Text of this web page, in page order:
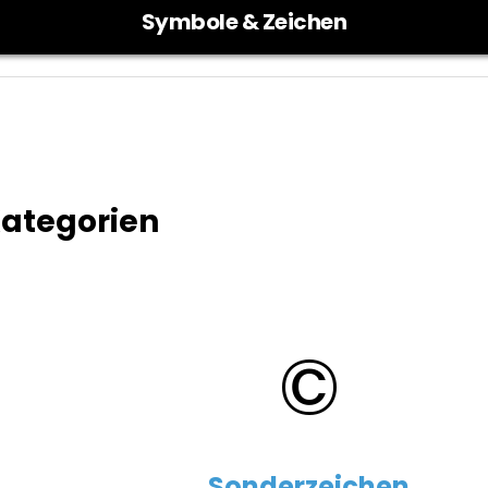
Symbole & Zeichen
©